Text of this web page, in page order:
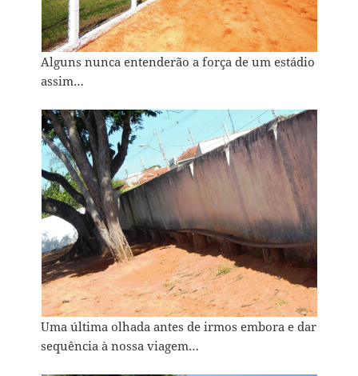
Alguns nunca entenderão a força de um estádio
assim…
Uma última olhada antes de irmos embora e dar
sequência à nossa viagem…